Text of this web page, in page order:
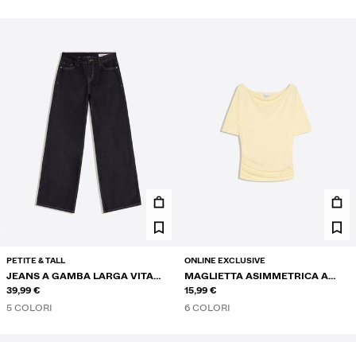
PETITE & TALL
JEANS A GAMBA LARGA VITA
BASSA
39,99 €
5 COLORI
ONLINE EXCLUSIVE
MAGLIETTA ASIMMETRICA A
MANICHE CORTE
15,99 €
6 COLORI